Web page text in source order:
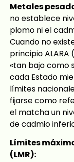
Metales
no establece
plomo ni el
Cuando no
principio ALARA
«tan bajo como
cada Estado
límites
fijarse como
el matcha un
de cadmio
Límites
(LMR):